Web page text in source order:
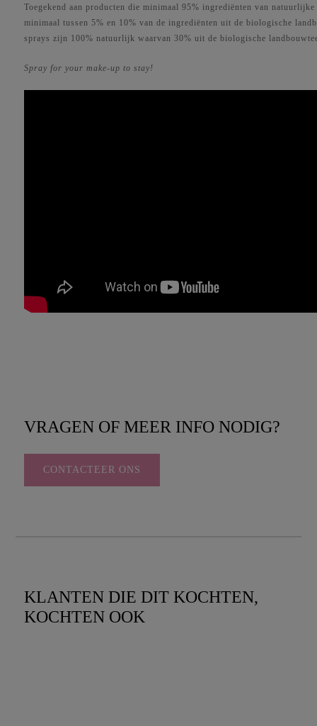
Toegekend aan producten die minimaal 95% ingrediënten van
minimaal tussen 5% en 10% van de ingrediënten uit de biologische
sprays zijn 100% natuurlijk waarvan 30% uit de biologische
Spray for your make-up to stay!
VRAGEN OF MEER INFO NODIG?
CONTACTEER ONS
KLANTEN DIE DIT KOCHTEN,
KOCHTEN OOK